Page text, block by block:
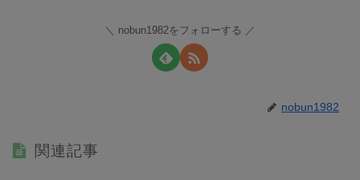
nobun1982をフォローする
nobun1982
関連記事